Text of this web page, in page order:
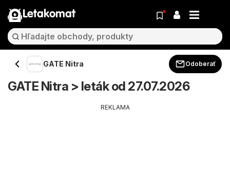
Letakomat
GATE Nitra Odoberať
GATE Nitra > leták od 27.07.2026
REKLAMA